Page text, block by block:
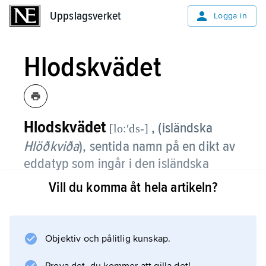
Uppslagsverket Logga in
Hlodskvädet
Hlodskvädet [lo:ʹds-] , (isländska
Hlöðkviða), sentida namn på en dikt av
eddatyp som ingår i den isländska
Hervarar saga.
äktfödd och rättmätig arvinge till faderns
Vill du komma åt hela artikeln?
Objektiv och pålitlig kunskap.